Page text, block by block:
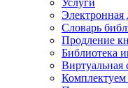
Услуги
Электронная
Словарь
Продление
Библиотека
Виртуальная
Комплектуем